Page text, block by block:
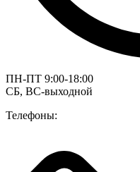
ПН-ПТ 9:00-18:00
СБ, ВС-выходной
Телефоны: